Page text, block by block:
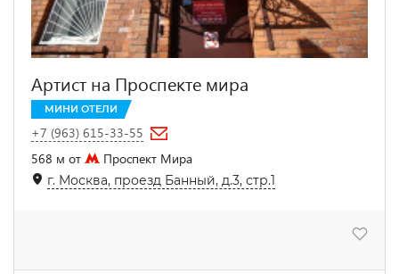
Артист на Проспекте мира
МИНИ ОТЕЛИ
+7 (963) 615-33-55
568 м от
Проспект Мира
г. Москва, проезд Банный, д.3, стр.1